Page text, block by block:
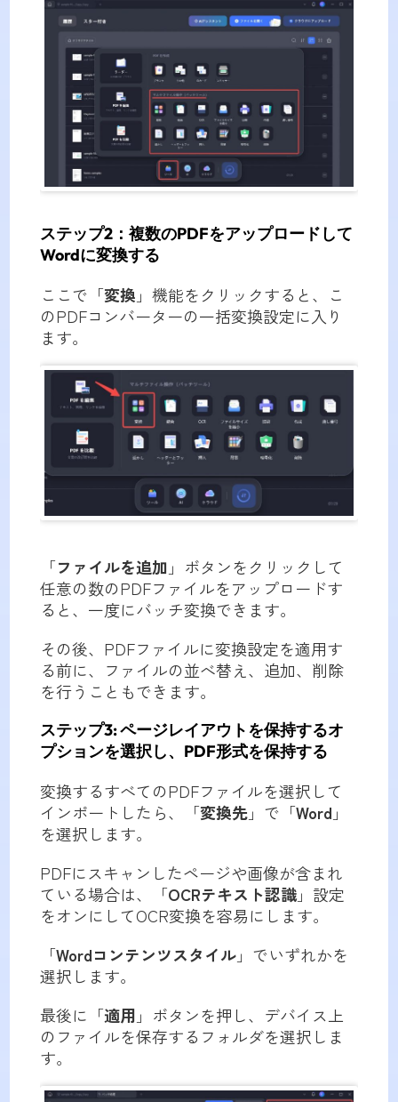
ステップ2：複数のPDFをアップロードして
Wordに変換する
ここで「変換 」機能をクリックすると、こ
のPDFコンバーターの一括変換設定に入り
ます。
「ファイルを追加 」ボタンをクリックして
任意の数のPDFファイルをアップロードす
ると、一度にバッチ変換できます。
その後、PDFファイルに変換設定を適用す
る前に、ファイルの並べ替え、追加、削除
を行うこともできます。
ステップ3: ページレイアウトを保持するオ
プションを選択し、PDF形式を保持する
変換するすべてのPDFファイルを選択して
インポートしたら、「変換先」で「Word 」
を選択します。
PDFにスキャンしたページや画像が含まれ
ている場合は、「OCRテキスト認識」設定
をオンにしてOCR変換を容易にします。
「Wordコンテンツスタイル」でいずれかを
選択します。
最後に「適用 」ボタンを押し、デバイス上
のファイルを保存するフォルダを選択しま
す。